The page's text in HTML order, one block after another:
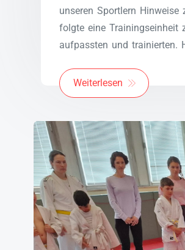
unseren Sportlern
folgte eine Trainingseinheit
aufpassten und trainierten.
Weiterlesen